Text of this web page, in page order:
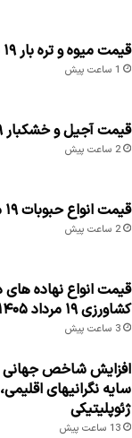
قیمت میوه و تره بار ۱۹ مرداد ۱۴۰۵
1 ساعت پیش
قیمت آجیل و خشکبار ۱۹ مرداد ۱۴۰۵
2 ساعت پیش
قیمت انواع حبوبات ۱۹ مرداد ۱۴۰۵
2 ساعت پیش
قیمت انواع نهاده
کشاورزی ۱۹ مرداد ۱۴۰۵
3 ساعت پیش
افزایش شاخص جهانی
سایه نگرانیهای
ژئوپلیتیکی
13 ساعت پیش